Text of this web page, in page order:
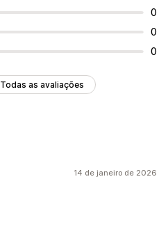
0
0
0
Todas as avaliações
14 de janeiro de 2026